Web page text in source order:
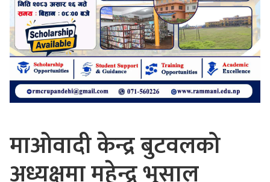
माओवादी केन्द्र बुटवलको